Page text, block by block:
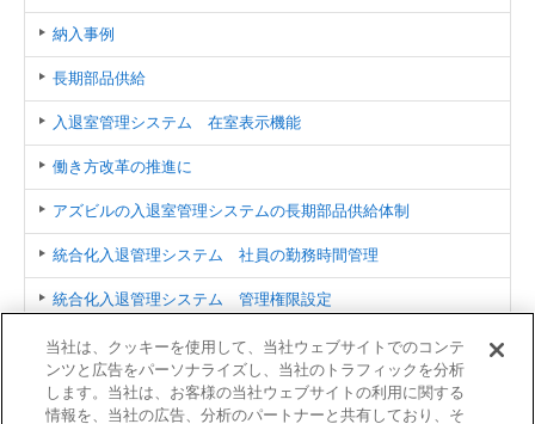
納入事例
長期部品供給
入退室管理システム 在室表示機能
働き方改革の推進に
アズビルの入退室管理システムの長期部品供給体制
統合化入退管理システム 社員の勤務時間管理
統合化入退管理システム 管理権限設定
統合化入退管理システム 複数の拠点を管理
販売終了のお知らせ
当社は、クッキーを使用して、当社ウェブサイトでのコンテ
ンツと広告をパーソナライズし、当社のトラフィックを分析
します。当社は、お客様の当社ウェブサイトの利用に関する
情報を、当社の広告、分析のパートナーと共有しており、そ